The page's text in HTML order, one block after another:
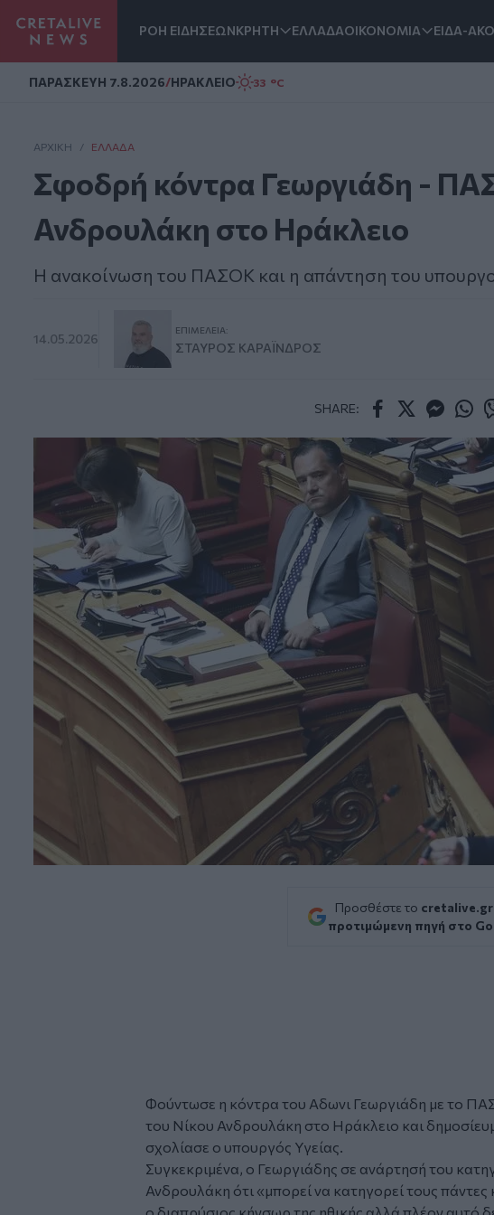
ΡΟΗ ΕΙΔΗΣΕΩΝΚΡΗΤΗ ΕΛΛΑΔΑΟΙΚΟΝΟΜΙΑ ΕΙΔΑ-
ΠΑΡΑΣΚΕΥΗ 7.8.2026/ΗΡΑΚΛΕΙΟ 33 °C
ΑΡΧΙΚΗ / ΕΛΛΆΔΑ
Σφοδρή κόντρα Γεωργιάδη -
Ανδρουλάκη στο Ηράκλειο
Η ανακοίνωση του ΠΑΣΟΚ και η απάντηση του
14.05.2026
ΕΠΙΜΈΛΕΙΑ:
ΣΤΑΎΡΟΣ ΚΑΡΑΪ́ΝΔΡΟΣ
SHARE:
Προσθέστε το cretalive.gr
προτιμώμενη πηγή στο
Φούντωσε η κόντρα του Αδωνι Γεωργιάδη με το
του Νίκου Ανδρουλάκη στο Ηράκλειο και
σχολίασε ο υπουργός Υγείας.
Συγκεκριμένα, ο Γεωργιάδης σε ανάρτησή του
Ανδρουλάκη ότι «μπορεί να κατηγορεί τους